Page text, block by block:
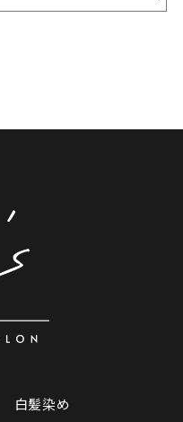
白髪染め